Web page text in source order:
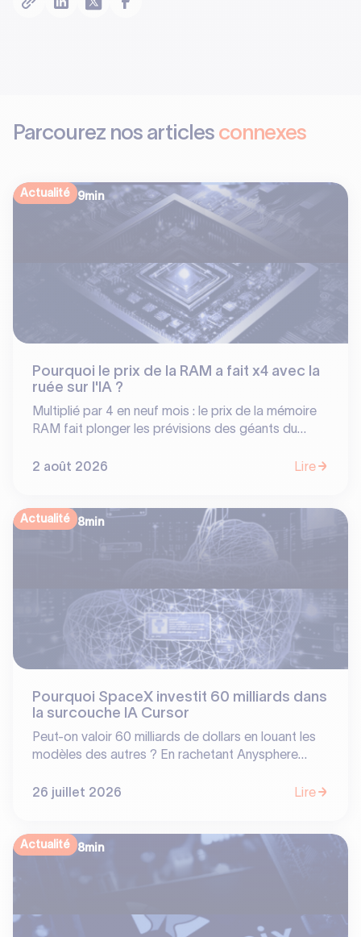
Parcourez nos articles connexes
Actualité 9min
Pourquoi le prix de la RAM a fait x4 avec la
ruée sur l'IA ?
Multiplié par 4 en neuf mois : le prix de la mémoire
RAM fait plonger les prévisions des géants du
historiques à un oligopole de 3 constructeurs. En
transformé un composant banal en poule aux œufs
d'or. Analyse d'une bascule stratégique.
2 août 2026 Lire
Actualité 8min
Pourquoi SpaceX investit 60 milliards dans
la surcouche IA Cursor
Peut-on valoir 60 milliards de dollars en louant les
modèles des autres ? En rachetant Anysphere
situe pas toujours là où on l'attend. Entre
les vrais « moats » de l'écosystème software.
26 juillet 2026 Lire
Actualité 8min